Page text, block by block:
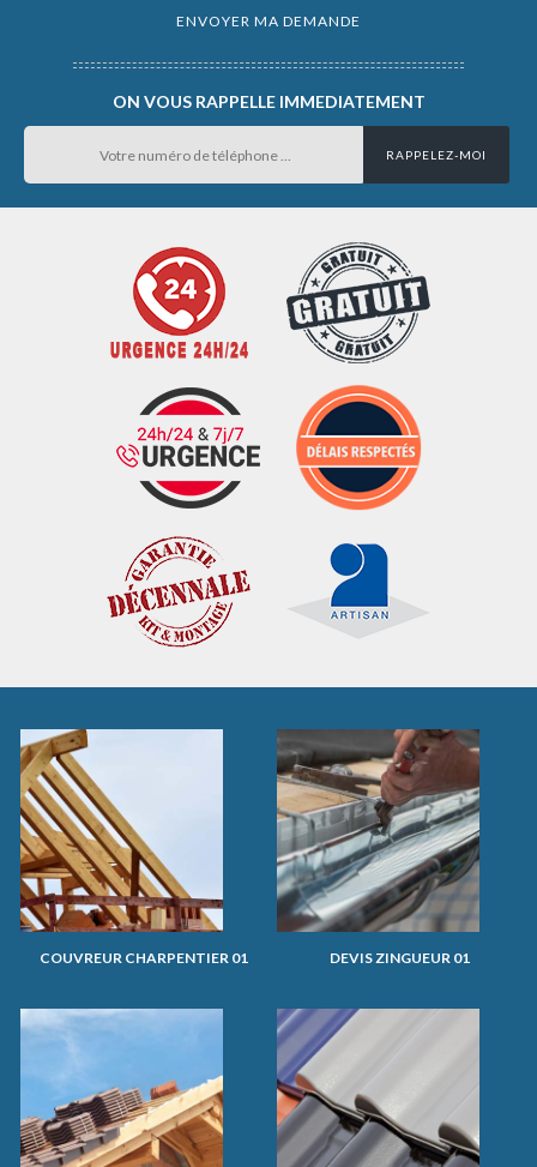
ON VOUS RAPPELLE IMMEDIATEMENT
COUVREUR CHARPENTIER 01 DEVIS ZINGUEUR 01